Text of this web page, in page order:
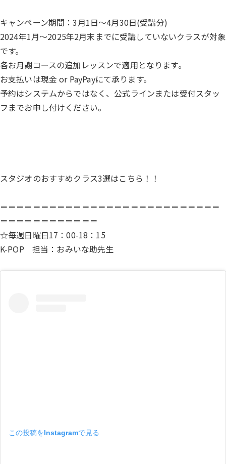
キャンペーン期間：3月1日～4月30日(受講分)
2024年1月～2025年2月末までに受講していないクラスが対象
です。
各お月謝コースの追加レッスンで適用となります。
お支払いは現金 or PayPayにて承ります。
予約はシステムからではなく、公式ラインまたは受付スタッ
フまでお申し付けください。
スタジオのおすすめクラス3選はこちら！！
＝＝＝＝＝＝＝＝＝＝＝＝＝＝＝＝＝＝＝＝＝＝＝＝＝＝＝
＝＝＝＝＝＝＝＝＝＝＝＝
☆毎週日曜日17：00-18：15
K-POP 担当：おみいな助先生
この投稿をInstagramで見る